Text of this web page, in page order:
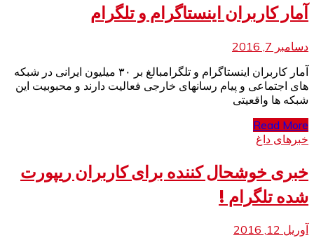
آمار کاربران اینستاگرام و تلگرام
دسامبر 7, 2016
آمار کاربران اینستاگرام و تلگرامبالغ بر ۳۰ میلیون ایرانی در شبکه
های اجتماعی و پیام رسانهای خارجی فعالیت دارند و محبوبیت این
شبکه ها واقعیتی
Read More
خبرهای داغ
خبری خوشحال کننده برای کاربران ریپورت
شده تلگرام !
آوریل 12, 2016